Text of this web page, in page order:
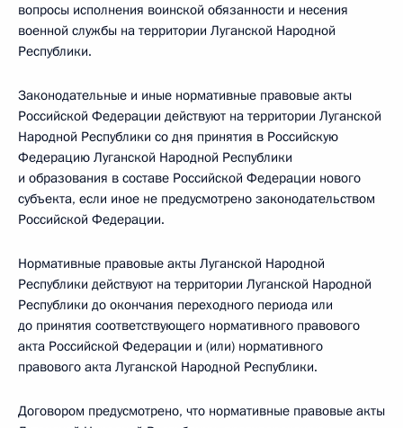
вопросы исполнения воинской обязанности и несения
военной службы на территории Луганской Народной
Республики.
Законодательные и иные нормативные правовые акты
Российской Федерации действуют на территории Луганской
Народной Республики со дня принятия в Российскую
Федерацию Луганской Народной Республики
и образования в составе Российской Федерации нового
субъекта, если иное не предусмотрено законодательством
Российской Федерации.
Нормативные правовые акты Луганской Народной
Республики действуют на территории Луганской Народной
Республики до окончания переходного периода или
до принятия соответствующего нормативного правового
акта Российской Федерации и (или) нормативного
правового акта Луганской Народной Республики.
Договором предусмотрено, что нормативные правовые акты